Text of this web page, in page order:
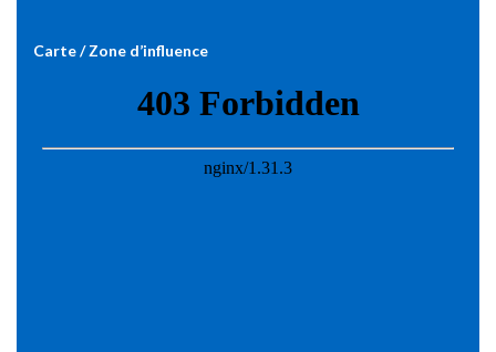
Carte / Zone d’influence